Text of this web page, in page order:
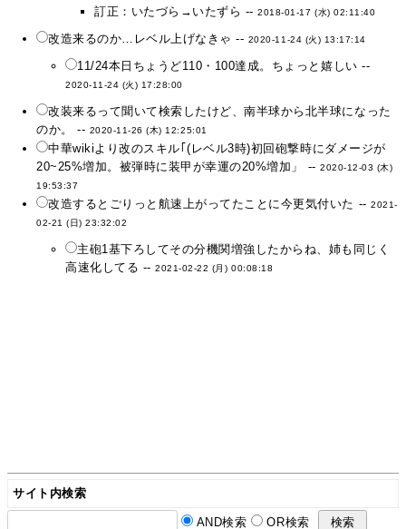
訂正：いたづら→いたずら --2018-01-17 (水) 02:11:40
改造来るのか…レベル上げなきゃ -- 2020-11-24 (火) 13:17:14
11/24本日ちょうど110・100達成。ちょっと嬉しい --
2020-11-24 (火) 17:28:00
改装来るって聞いて検索したけど、南半球から北半球になった
のか。 -- 2020-11-26 (木) 12:25:01
中華wikiより改のスキル｢(レベル3時)初回砲撃時にダメージが
20~25%増加。被弾時に装甲が幸運の20%増加」 --2020-12-03 (木)
19:53:37
改造するとごりっと航速上がってたことに今更気付いた --2021-
02-21 (日) 23:32:02
主砲1基下ろしてその分機関増強したからね、姉も同じく
高速化してる --2021-02-22 (月) 00:08:18
サイト内検索
AND検索 OR検索